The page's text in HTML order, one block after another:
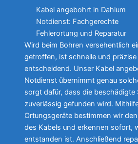
Kabel angebohrt in Dahlum
Notdienst: Fachgerechte
Fehlerortung und Reparatur
Wird beim Bohren versehentlich
getroffen, ist schnelle und präzise
entscheidend. Unser Kabel
Notdienst übernimmt genau
sorgt dafür, dass die beschädigte
zuverlässig gefunden wird.
Ortungsgeräte bestimmen wir
des Kabels und erkennen sofort,
entstanden ist. Anschließend